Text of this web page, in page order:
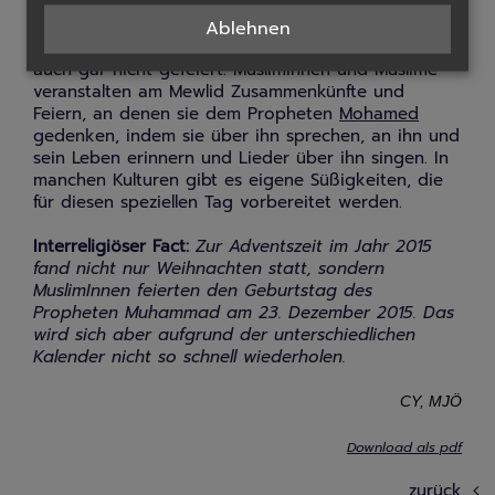
verschiedenen muslimischen Ländern.
auch gar nicht gefeiert. Musliminnen und Muslime
veranstalten am Mewlid Zusammenkünfte und
Feiern, an denen sie dem Propheten Mohamed
gedenken, indem sie über ihn sprechen, an ihn und
sein Leben erinnern und Lieder über ihn singen. In
manchen Kulturen gibt es eigene Süßigkeiten, die
für diesen speziellen Tag vorbereitet werden.
Interreligiöser Fact: Zur Adventszeit im Jahr 2015
fand nicht nur Weihnachten statt, sondern
MuslimInnen feierten den Geburtstag des
Propheten Muhammad am 23. Dezember 2015. Das
wird sich aber aufgrund der unterschiedlichen
Kalender nicht so schnell wiederholen.
CY, MJÖ
Download als pdf
Ablehnen